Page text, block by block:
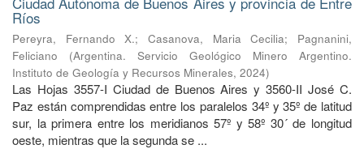
Ríos
Pereyra, Fernando X.;Casanova, Maria Cecilia; Pagnanini,
Feliciano
(Argentina. Servicio Geológico Minero Argentino.
Instituto de Geología y Recursos Minerales, 2024)
Las Hojas 3557-I Ciudad de Buenos Aires y 3560-II José C.
Paz están comprendidas entre los paralelos 34º y 35º de latitud
sur, la primera entre los meridianos 57º y 58º 30´ de longitud
oeste, mientras que la segunda se ...